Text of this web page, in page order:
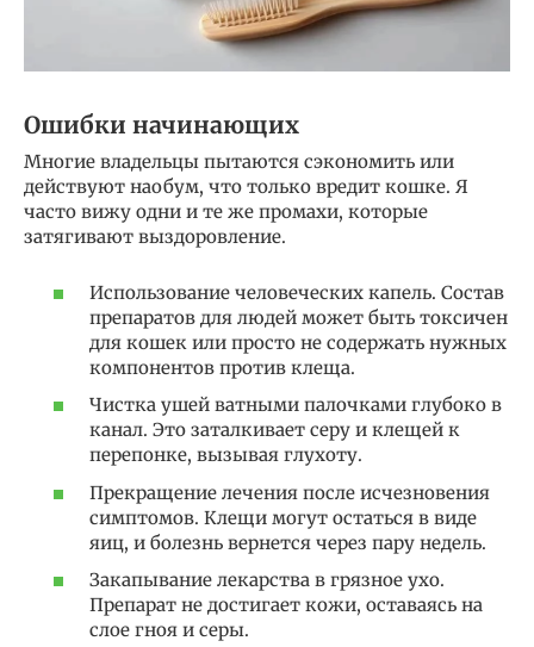
Ошибки начинающих
Многие владельцы пытаются сэкономить или
действуют наобум, что только вредит кошке. Я
часто вижу одни и те же промахи, которые
затягивают выздоровление.
Использование человеческих капель. Состав
препаратов для людей может быть токсичен
для кошек или просто не содержать нужных
компонентов против клеща.
Чистка ушей ватными палочками глубоко в
канал. Это заталкивает серу и клещей к
перепонке, вызывая глухоту.
Прекращение лечения после исчезновения
симптомов. Клещи могут остаться в виде
яиц, и болезнь вернется через пару недель.
Закапывание лекарства в грязное ухо.
Препарат не достигает кожи, оставаясь на
слое гноя и серы.